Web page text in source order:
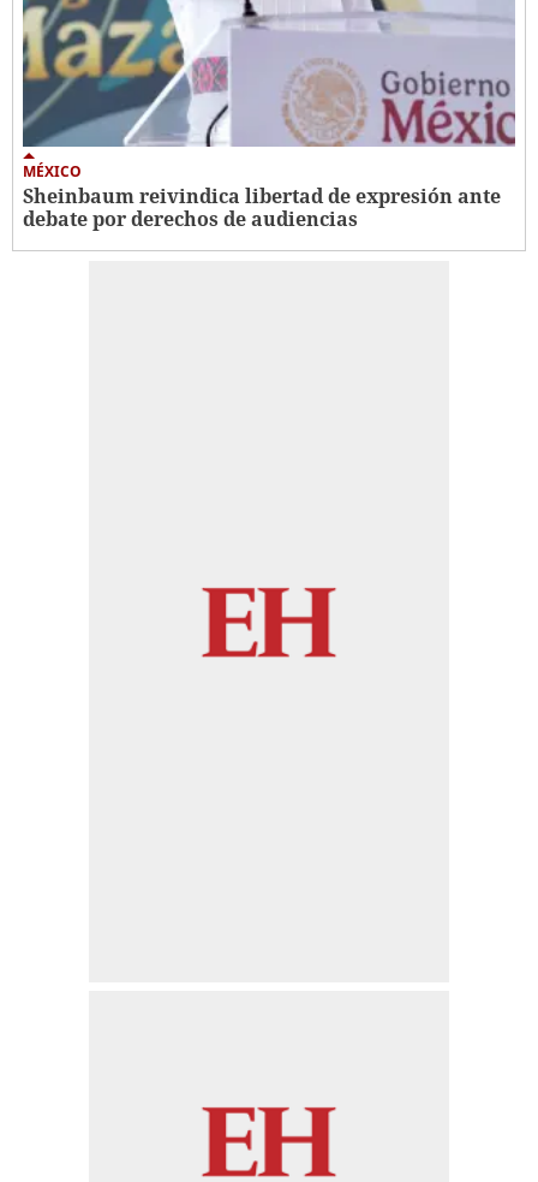
MÉXICO
Sheinbaum reivindica libertad de expresión ante
debate por derechos de audiencias